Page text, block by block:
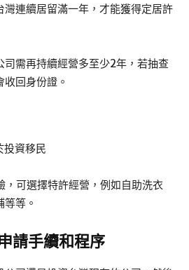
灣連續居留滿一年，才能獲得定居許
司需再持續經營多至少2年，若抽查
回身份證。
投資移民
，可選擇特許經營，例如自助洗衣
等。
請手續和程序